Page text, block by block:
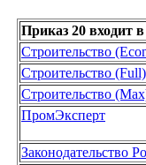
Приказ 20 входит
Строительство
Строительство (Full)
Строительство
ПромЭксперт
Законодательство